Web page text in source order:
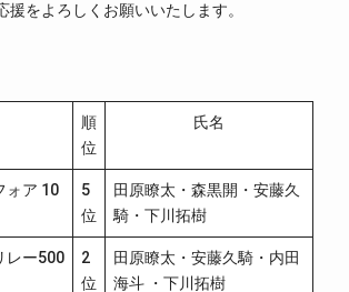
援をよろしくお願いいたします。
順
位
氏名
ォア 10
5
位
田原瞭太・森黒開・安藤久
騎・下川拓樹
レー500
2
位
田原瞭太・安藤久騎・内田
海斗 ・下川拓樹